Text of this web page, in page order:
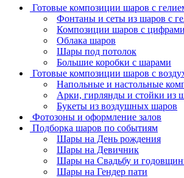
Готовые композиции шаров с
Фонтаны и сеты из шаров с
Композиции шаров с цифрами
Облака шаров
Шары под потолок
Большие коробки с шарами
Готовые композиции шаров с
Напольные и настольные
Арки, гирлянды и стойки из
Букеты из воздушных шаров
Фотозоны и оформление залов
Подборка шаров по событиям
Шары на День рождения
Шары на Девичник
Шары на Свадьбу и
Шары на Гендер пати